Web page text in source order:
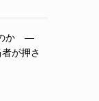
のか ―
が押さ